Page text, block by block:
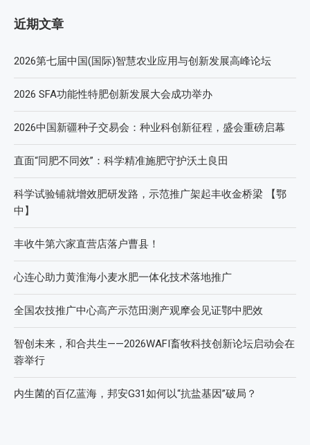
近期文章
2026第七届中国(国际)智慧农业应用与创新发展高峰论坛
2026 SFA功能性特肥创新发展大会成功举办
2026中国新疆种子交易会：种业科创新征程，盛会重磅启幕
直面“同肥不同效”：科学精准施肥守护沃土良田
科学试验铺就增效肥研发路，示范推广架起丰收金桥梁 【鄂
中】
丰收牛第六家直营店落户曹县！
心连心助力黄淮海小麦水肥一体化技术落地推广
全国农技推广中心高产示范田测产观摩会见证鄂中肥效
智创未来，和合共生——2026WAFI畜牧科技创新论坛启动会在
蓉举行
内生菌的百亿蓝海，邦安G31如何以“抗盐基因”破局？